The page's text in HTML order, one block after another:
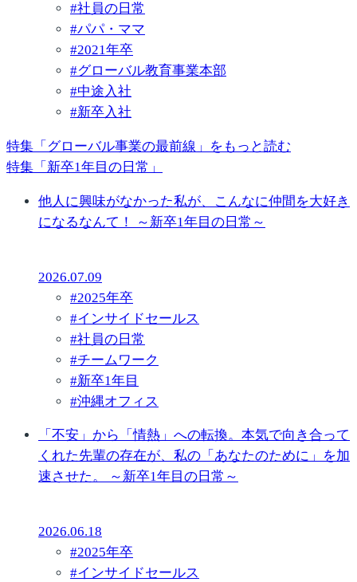
#社員の日常
#パパ・ママ
#2021年卒
#グローバル教育事業本部
#中途入社
#新卒入社
特集「グローバル事業の最前線」をもっと読む
特集「新卒1年目の日常」
他人に興味がなかった私が、こんなに仲間を大好き
になるなんて！ ～新卒1年目の日常～
2026.07.09
#2025年卒
#インサイドセールス
#社員の日常
#チームワーク
#新卒1年目
#沖縄オフィス
「不安」から「情熱」への転換。本気で向き合って
くれた先輩の存在が、私の「あなたのために」を加
速させた。 ～新卒1年目の日常～
2026.06.18
#2025年卒
#インサイドセールス